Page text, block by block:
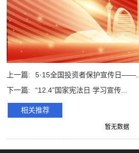
上一篇:
5·15全国投资者保护宣传日——...
下一篇:
“12.4”国家宪法日 学习宣传...
相关推荐
暂无数据